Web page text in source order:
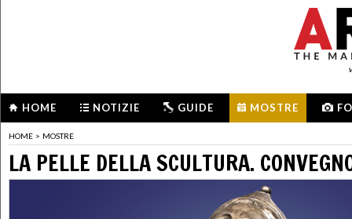
HOME NOTIZIE GUIDE MOSTRE
HOME > MOSTRE
LA PELLE DELLA SCULTURA.